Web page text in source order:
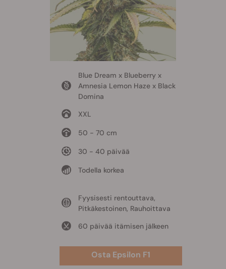
Blue Dream x Blueberry x
Amnesia Lemon Haze x Black
Domina
XXL
50 - 70 cm
30 - 40 päivää
Todella korkea
Fyysisesti rentouttava,
Pitkäkestoinen, Rauhoittava
60 päivää itämisen jälkeen
Osta Epsilon F1